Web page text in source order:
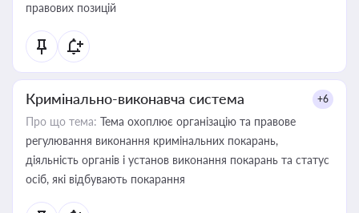
правових позицій
Кримінально-виконавча система +6
Про що тема: Тема охоплює організацію та правове
регулювання виконання кримінальних покарань,
діяльність органів і установ виконання покарань та статус
осіб, які відбувають покарання